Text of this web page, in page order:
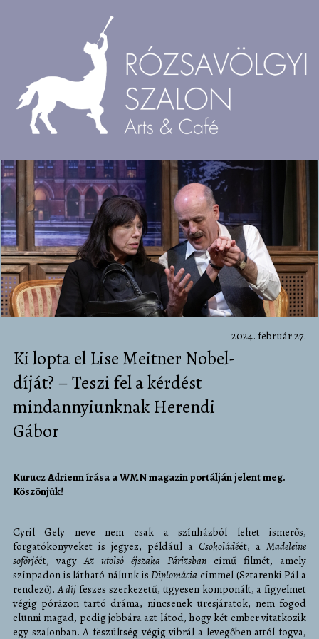
2024. február 27.
Ki lopta el Lise Meitner Nobel-
díját? – Teszi fel a kérdést
mindannyiunknak Herendi
Gábor
Kurucz Adrienn írása a WMN magazin portálján jelent meg.
Köszönjük!
Cyril Gely neve nem csak a színházból lehet ismerős,
forgatókönyveket is jegyez, például aCsokoládéét, aMadeleine
sofőrjéét, vagyAz utolsó éjszaka Párizsban című filmét, amely
színpadon is látható nálunk isDiplomácia címmel (Sztarenki Pál a
rendező).A díj feszes szerkezetű, ügyesen komponált, a figyelmet
végig pórázon tartó dráma, nincsenek üresjáratok, nem fogod
elunni magad, pedig jobbára azt látod, hogy két ember vitatkozik
egy szalonban. A feszültség végig vibrál a levegőben attól fogva,